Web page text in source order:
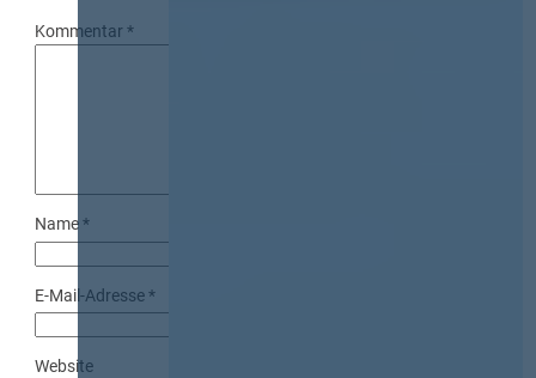
Kommentar*
Name*
E-Mail-Adresse*
Website